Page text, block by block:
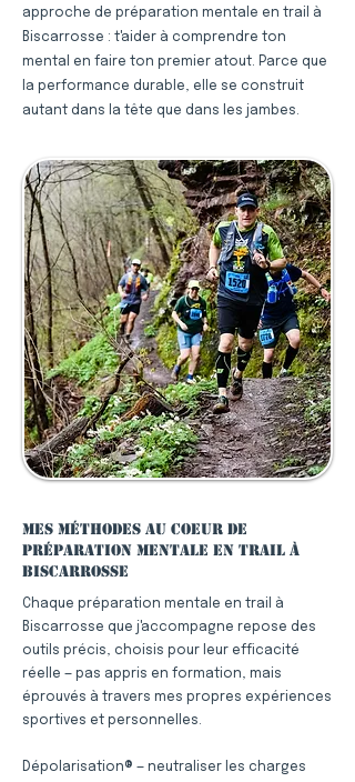
approche de préparation mentale en trail à
Biscarrosse : t'aider à comprendre ton
mental en faire ton premier atout. Parce que
la performance durable, elle se construit
autant dans la tête que dans les jambes.
Mes méthodes au coeur de
préparation mentale en trail à
Biscarrosse
Chaque préparation mentale en trail à
Biscarrosse que j'accompagne repose des
outils précis, choisis pour leur efficacité
réelle — pas appris en formation, mais
éprouvés à travers mes propres expériences
sportives et personnelles.
Dépolarisation® — neutraliser les charges